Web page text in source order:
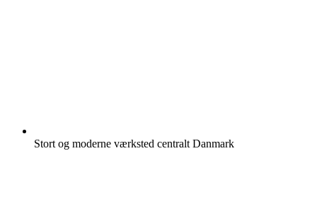
Stort og moderne værksted centralt Danmark